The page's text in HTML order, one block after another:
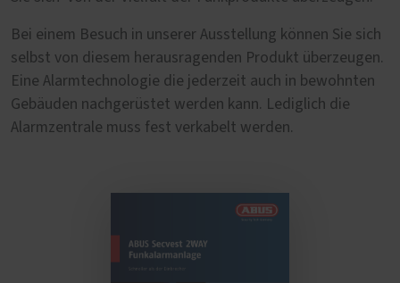
Bei einem Besuch in unserer Ausstellung können Sie sich
selbst von diesem herausragenden Produkt überzeugen.
Eine Alarmtechnologie die jederzeit auch in bewohnten
Gebäuden nachgerüstet werden kann. Lediglich die
Alarmzentrale muss fest verkabelt werden.